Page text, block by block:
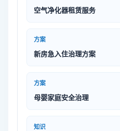
空气净化器租赁服务
方案
新房急入住治理方案
方案
母婴家庭安全治理
知识